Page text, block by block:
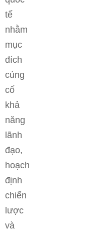
tế
nhằm
mục
đích
củng
cố
khả
năng
lãnh
đạo,
hoạch
định
chiến
lược
và